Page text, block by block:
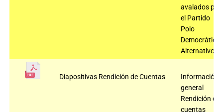
avalados por
el Partido
Polo
Democrático
Alternativo
Diapositivas Rendición de Cuentas
Información
general
Rendición de
cuentas